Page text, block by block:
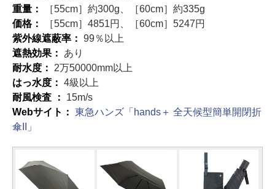
重量：
［55cm］約300g、［60cm］約335g
価格：
［55cm］4851円、［60cm］5247円
紫外線遮蔽率： 99％以上
遮熱効果： あり
耐水度： 2万50000mm以上
はっ水度： 4級以上
耐風検査 ： 15m/s
Webサイト： 東急ハンズ「hands＋ 全天候型簡単開閉折
傘II」